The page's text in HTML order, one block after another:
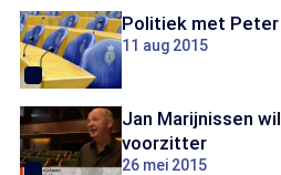
Politiek met Peter
11 aug 2015
Jan Marijnissen
voorzitter
26 mei 2015